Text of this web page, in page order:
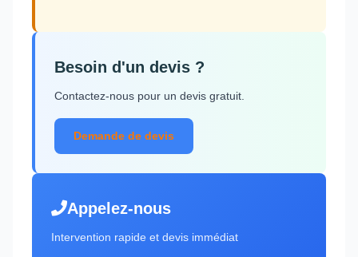
Besoin d'un devis ?
Contactez-nous pour un devis gratuit.
Demande de devis
Appelez-nous
Intervention rapide et devis immédiat